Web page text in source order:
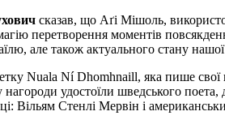
сказав, що Аґі Мішоль,
перетворення моментів
але також актуального стану нашої
Nuala Ní Dhomhnaill, яка пише
удостоїли шведського
Вільям Стенлі Мервін і